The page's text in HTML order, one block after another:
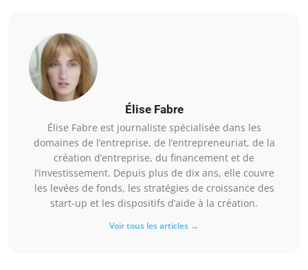
Élise Fabre
Élise Fabre est journaliste spécialisée dans les
domaines de l’entreprise, de l’entrepreneuriat, de la
création d’entreprise, du financement et de
l’investissement. Depuis plus de dix ans, elle couvre
les levées de fonds, les stratégies de croissance des
start-up et les dispositifs d’aide à la création.
Voir tous les articles →